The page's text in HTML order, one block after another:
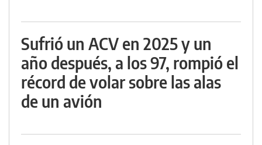
Sufrió un ACV en 2025 y un
año después, a los 97, rompió el
récord de volar sobre las alas
de un avión